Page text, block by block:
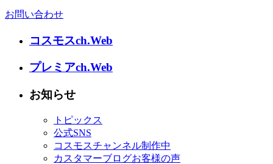
お問い合わせ
コスモスch.Web
プレミアch.Web
お知らせ
トピックス
公式SNS
コスモスチャンネル制作中
カスタマーブログお客様の声